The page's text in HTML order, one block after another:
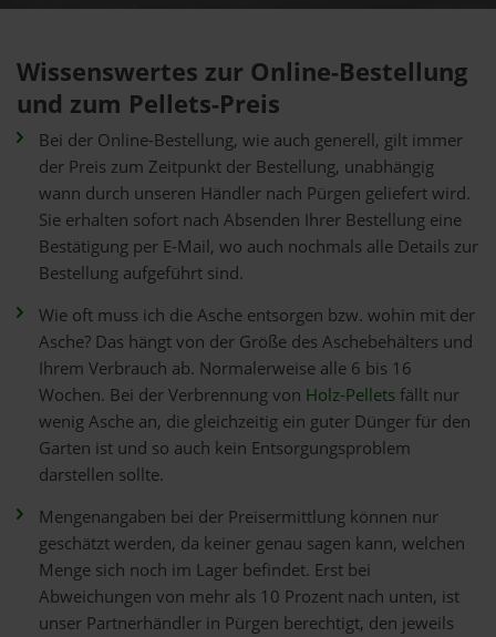
Wissenswertes zur Online-Bestellung
und zum Pellets-Preis
Bei der Online-Bestellung, wie auch generell, gilt immer
der Preis zum Zeitpunkt der Bestellung, unabhängig
wann durch unseren Händler nach Pürgen geliefert wird.
Sie erhalten sofort nach Absenden Ihrer Bestellung eine
Bestätigung per E-Mail, wo auch nochmals alle Details zur
Bestellung aufgeführt sind.
Wie oft muss ich die Asche entsorgen bzw. wohin mit der
Asche? Das hängt von der Größe des Aschebehälters und
Ihrem Verbrauch ab. Normalerweise alle 6 bis 16
Wochen. Bei der Verbrennung von Holz-Pelletsfällt nur
wenig Asche an, die gleichzeitig ein guter Dünger für den
Garten ist und so auch kein Entsorgungsproblem
darstellen sollte.
Mengenangaben bei der Preisermittlung können nur
geschätzt werden, da keiner genau sagen kann, welchen
Menge sich noch im Lager befindet. Erst bei
Abweichungen von mehr als 10 Prozent nach unten, ist
unser Partnerhändler in Pürgen berechtigt, den jeweils